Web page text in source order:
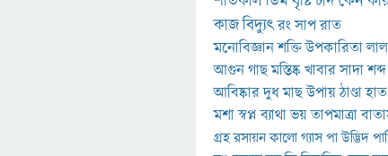
কাজবিদ্যুৎরংসাপরাত
মনোবিজ্ঞানশক্তিউপকারিতালাল
আগুনগাছমস্তিষ্কখাবারসাদাশব্দ
আবিষ্কারদুধমাছউপায়ঠাণ্ডাহাত
মশাস্বপ্নব্যাথাভয়তাপমাত্রা
গ্রহরসায়নকালোগ্যাসপাউদ্ভিদ